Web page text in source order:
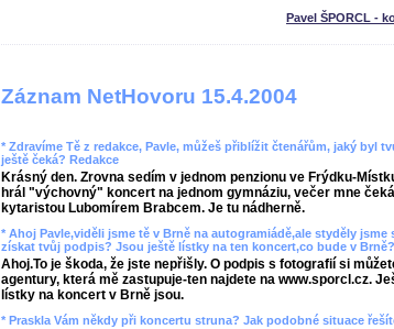
Pavel ŠPORCL -
Záznam NetHovoru 15.4.2004
* Zdravíme Tě z redakce, Pavle, můžeš přiblížit čtenářům, jaký byl
ještě čeká? Redakce
Krásný den. Zrovna sedím v jednom penzionu ve Frýdku-
hrál "výchovný" koncert na jednom gymnáziu, večer mne
kytaristou Lubomírem Brabcem. Je tu nádherně.
* Ahoj Pavle,viděli jsme tě v Brně na autogramiádě,ale styděly jsme
získat tvůj podpis? Jsou ještě lístky na ten koncert,co bude v
Ahoj.To je škoda, že jste nepřišly. O podpis s fotografií si
agentury, která mě zastupuje-ten najdete na www.sporcl.cz.
lístky na koncert v Brně jsou.
* Praskla Vám někdy při koncertu struna? Jak podobné situace